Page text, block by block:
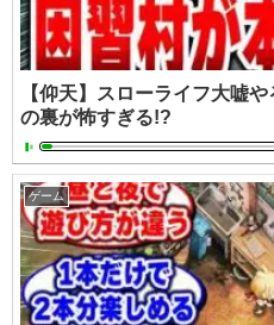
【仰天】スローライフ大嘘
の裏が怖すぎる!?
ゲーム